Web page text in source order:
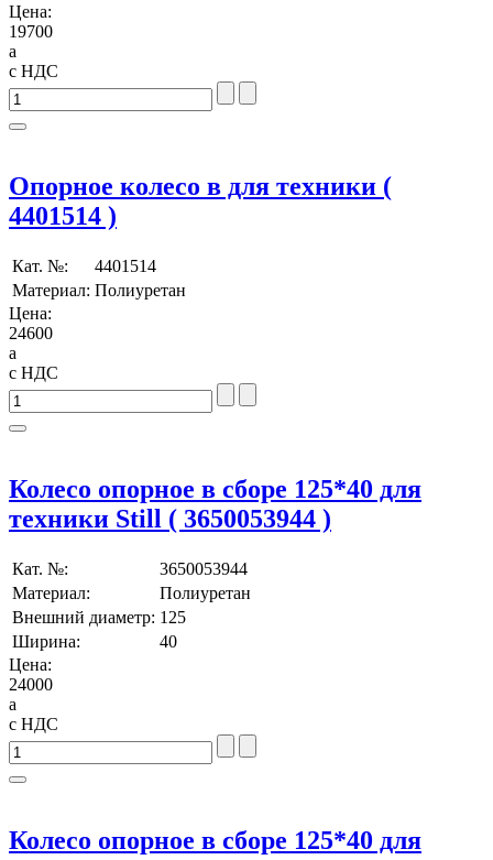
Цена:
19700
a
с НДС
Опорное колесо в для техники (
4401514 )
Кат. №:
4401514
Материал: Полиуретан
Цена:
24600
a
с НДС
Колесо опорное в сборе 125*40 для
техники Still ( 3650053944 )
Кат. №:
3650053944
Материал:
Полиуретан
Внешний диаметр: 125
Ширина:
40
Цена:
24000
a
с НДС
Колесо опорное в сборе 125*40 для